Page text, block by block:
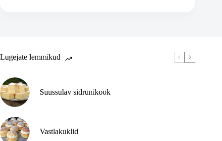
Lugejate lemmikud
Suussulav sidrunikook
Vastlakuklid